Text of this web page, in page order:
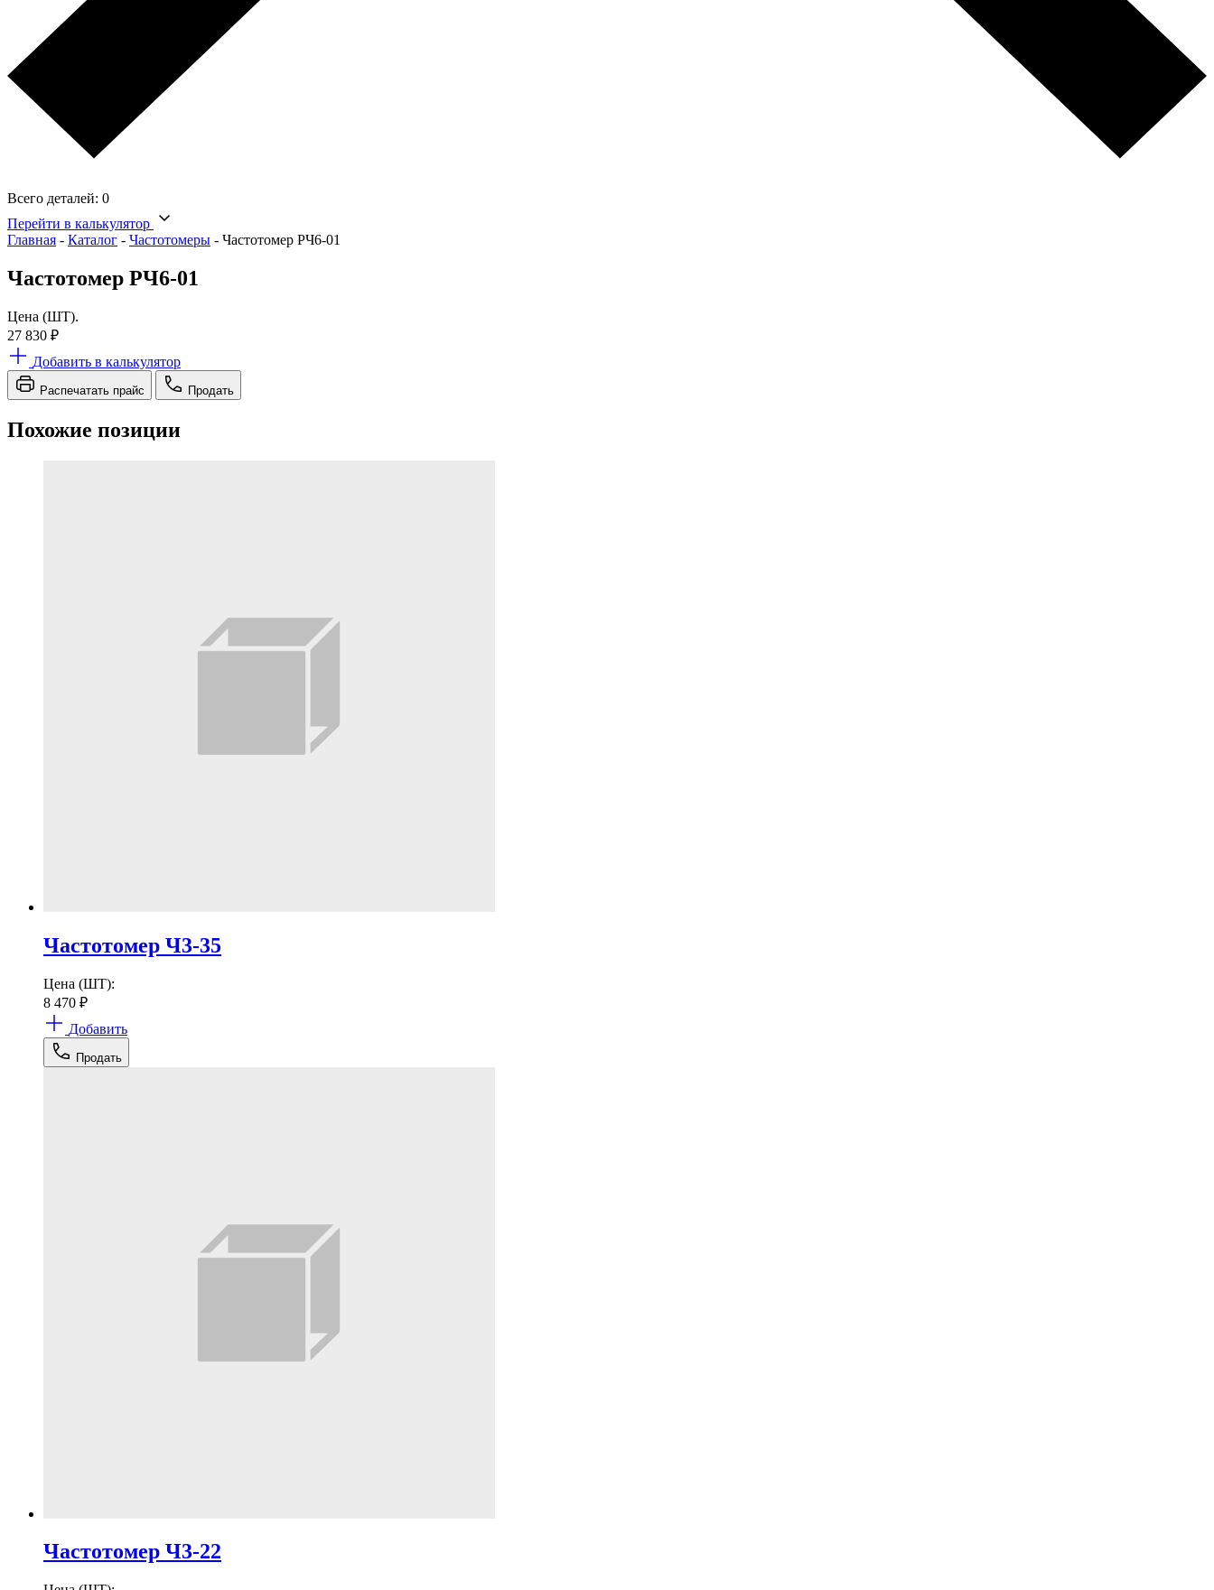
Всего деталей: 0
Перейти в калькулятор
Главная - Каталог - Частотомеры - Частотомер РЧ6-01
Частотомер РЧ6-01
Цена (ШТ).
27 830 ₽
Добавить в калькулятор
Распечатать прайс Продать
Похожие позиции
Частотомер Ч3-35
Цена (ШТ):
8 470 ₽
Добавить
Продать
Частотомер Ч3-22